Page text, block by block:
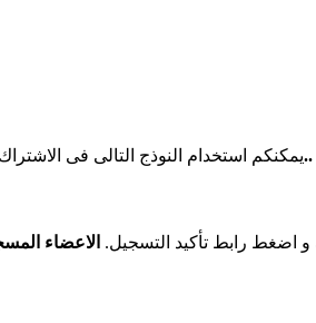
يمكنكم استخدام النوذج التالى فىللاشتراك بنشرة اخبار الموقع يرجى ادخال بريد اليكترونى صحيح..
رابط تأكيد التسجيل. الاعضاء